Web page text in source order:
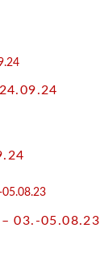
– 03.-05.08.23